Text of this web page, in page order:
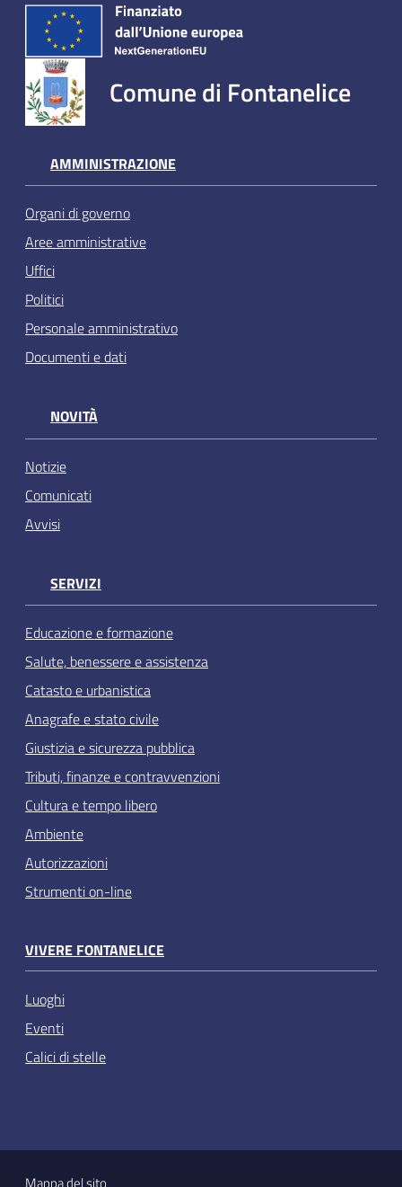
Comune di Fontanelice
AMMINISTRAZIONE
Organi di governo
Aree amministrative
Uffici
Politici
Personale amministrativo
Documenti e dati
NOVITÀ
Notizie
Comunicati
Avvisi
SERVIZI
Educazione e formazione
Salute, benessere e assistenza
Catasto e urbanistica
Anagrafe e stato civile
Giustizia e sicurezza pubblica
Tributi, finanze e contravvenzioni
Cultura e tempo libero
Ambiente
Autorizzazioni
Strumenti on-line
VIVERE FONTANELICE
Luoghi
Eventi
Calici di stelle
Mappa del sito